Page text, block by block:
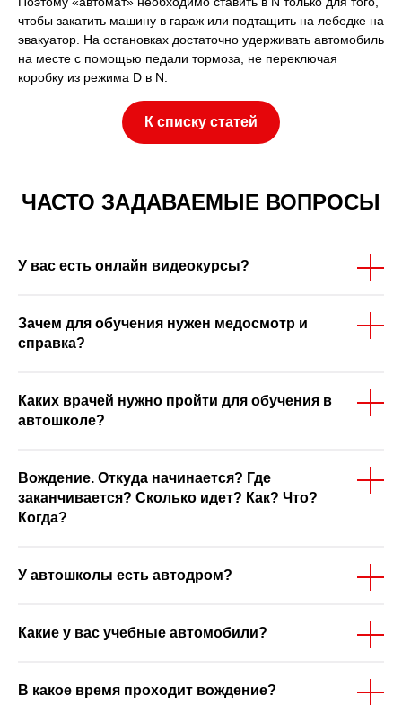
чтобы закатить машину в гараж или подтащить на лебедке на
эвакуатор. На остановках достаточно удерживать автомобиль
на месте с помощью педали тормоза, не переключая
коробку из режима D в N.
К списку статей
ЧАСТО ЗАДАВАЕМЫЕ ВОПРОСЫ
У вас есть онлайн видеокурсы?
Зачем для обучения нужен медосмотр и
справка?
Каких врачей нужно пройти для обучения в
автошколе?
Вождение. Откуда начинается? Где
заканчивается? Сколько идет? Как? Что?
Когда?
У автошколы есть автодром?
Какие у вас учебные автомобили?
В какое время проходит вождение?